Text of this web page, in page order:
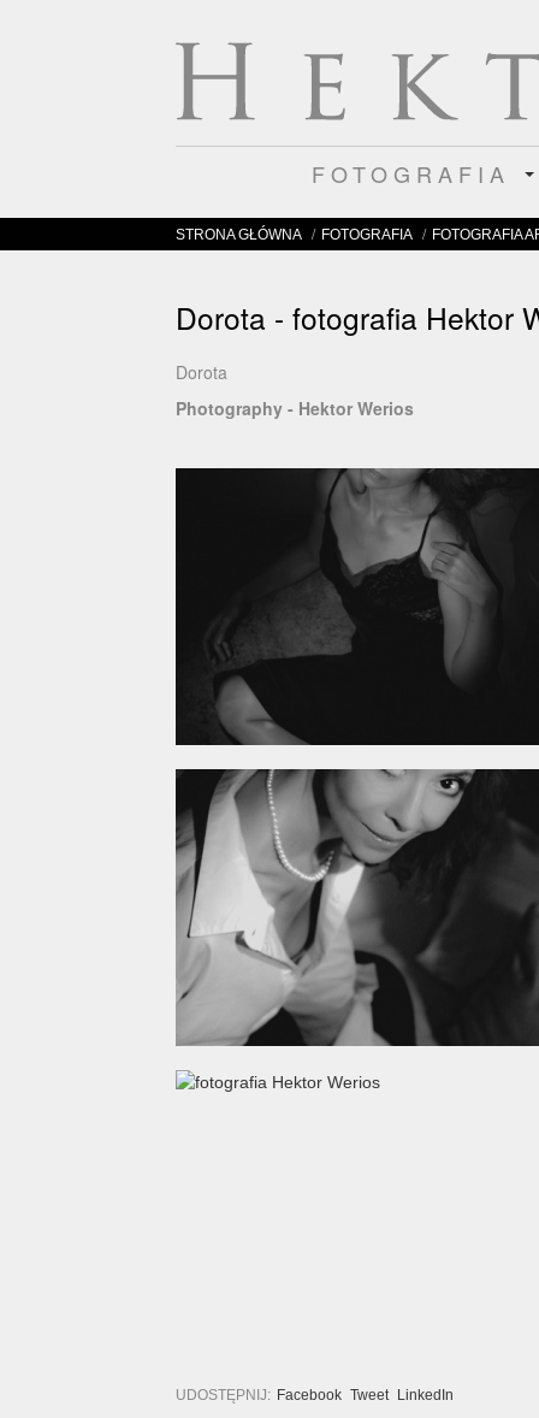
FOTOGRAFIA
STRONA GŁÓWNA / FOTOGRAFIA / FOTOGRAFIA
Dorota - fotografia Hektor
Dorota
Photography - Hektor Werios
UDOSTĘPNIJ: Facebook Tweet LinkedIn